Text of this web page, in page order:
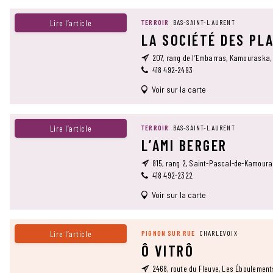
Lire l’article TERROIR BAS-SAINT-LAURENT
LA SOCIÉTÉ DES
207, rang de l’Embarras, Kamouraska,
418 492-2493
Voir sur la carte
Lire l’article TERROIR BAS-SAINT-LAURENT
L’AMI BERGER
815, rang 2, Saint-Pascal-de-
418 492-2322
Voir sur la carte
Lire l’article PIGNON SUR RUE CHARLEVOIX
Ô VITRÔ
2468, route du Fleuve, Les